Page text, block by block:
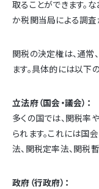
取ることができます。
か税関当局による調査
関税の決定権は、通常
ます。具体的には以下
立法府（国会・議会）：
多くの国では、関税
られます。これには国
法、関税定率法、関税
政府（行政府）：